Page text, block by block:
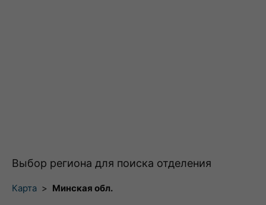
Выбор региона для поиска отделения
Карта > Минская обл.